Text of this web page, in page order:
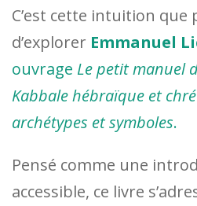
C’est cette intuition que
d’explorer Emmanuel
ouvrage Le petit manuel
Kabbale hébraïque et
archétypes et symboles.
Pensé comme une
accessible, ce livre